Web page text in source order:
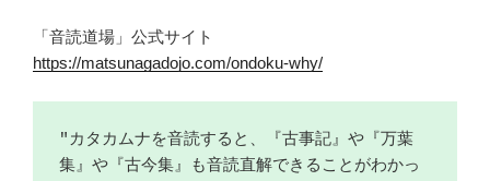
「音読道場」公式サイト
https://matsunagadojo.com/ondoku-why/
"カタカムナを音読すると、『古事記』や『万葉
集』や『古今集』も音読直解できることがわかっ